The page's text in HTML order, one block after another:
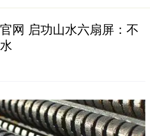
网 启功山水六扇屏：不